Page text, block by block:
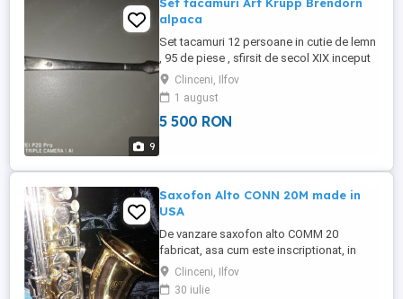
9
alpaca
Set tacamuri 12 persoane in cutie de lemn
, 95 de piese , sfirsit de secol XIX inceput
de secol XX ( 1890 - 1910 ) din alpaca
argintata marca Art Krupp Brendorf .
Lipsesc 7 furculite aperitiv si o lingurita .
Clinceni, Ilfov
1 august
5 500 RON
Saxofon Alto CONN 20M made in
USA
De vanzare saxofon alto COMM 20
fabricat, asa cum este inscriptionat, in
USA Este in stare exceptionala si nu este
cantat in Romania. Are in dotare atat
Clinceni, Ilfov
30 iulie